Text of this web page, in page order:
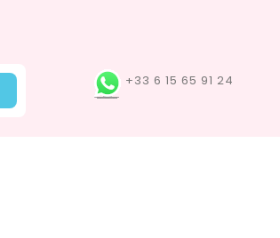
+33 6 15 65 91 24